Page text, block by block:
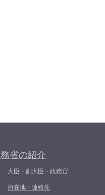
省の紹介
大臣・副大臣・政務官
所在地・連絡先